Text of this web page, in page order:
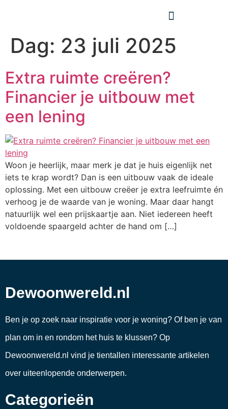
Dag: 23 juli 2025
Extra ruimte creëren?
Financier je uitbouw met
een lening
Woon je heerlijk, maar merk je dat je huis eigenlijk net
iets te krap wordt? Dan is een uitbouw vaak de ideale
oplossing. Met een uitbouw creëer je extra leefruimte én
verhoog je de waarde van je woning. Maar daar hangt
natuurlijk wel een prijskaartje aan. Niet iedereen heeft
voldoende spaargeld achter de hand om […]
Dewoonwereld.nl
Ben je op zoek naar inspiratie voor je woning? Of ben je van
plan om in en rondom het huis te klussen? Op
Dewoonwereld.nl vind je tientallen interessante artikelen
over uiteenlopende onderwerpen.
Categorieën